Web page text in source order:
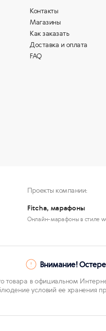
Контакты
Магазины
Как заказать
Доставка и оплата
FAQ
Проекты компании:
Fitcha, марафоны
Онлайн-марафоны в стиле
Внимание!
в официальном
условий ее хранения